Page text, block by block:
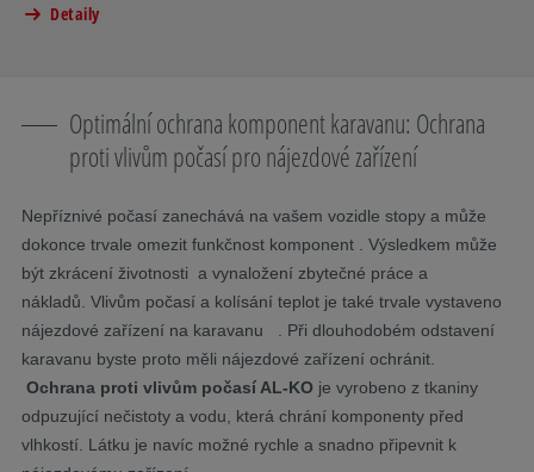
Detaily
Optimální ochrana komponent karavanu: Ochrana
proti vlivům počasí pro nájezdové zařízení
Nepříznivé počasí zanechává na vašem vozidle stopy a může
dokonce trvale omezit funkčnost komponent . Výsledkem může
být zkrácení životnosti a vynaložení zbytečné práce a
nákladů. Vlivům počasí a kolísání teplot je také trvale vystaveno
nájezdové zařízení na karavanu . Při dlouhodobém odstavení
karavanu byste proto měli nájezdové zařízení ochránit.
Ochrana proti vlivům počasí AL-KO je vyrobeno z tkaniny
odpuzující nečistoty a vodu, která chrání komponenty před
vlhkostí. Látku je navíc možné rychle a snadno připevnit k